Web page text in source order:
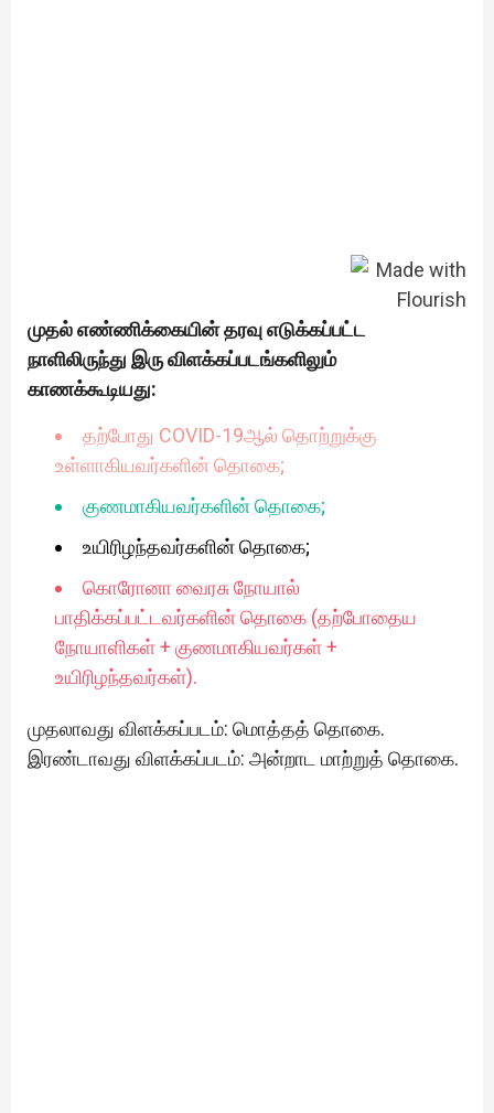
முதல் எண்ணிக்கையின் தரவு எடுக்கப்பட்ட
நாளிலிருந்து இரு விளக்கப்படங்களிலும்
காணக்கூடியது:
தற்போது COVID-19ஆல் தொற்றுக்கு
உள்ளாகியவர்களின் தொகை;
குணமாகியவர்களின் தொகை;
உயிரிழந்தவர்களின் தொகை;
கொரோனா வைரசு நோயால்
பாதிக்கப்பட்டவர்களின் தொகை (தற்போதைய
நோயாளிகள் + குணமாகியவர்கள் +
உயிரிழந்தவர்கள்).
முதலாவது விளக்கப்படம்: மொத்தத் தொகை.
இரண்டாவது விளக்கப்படம்: அன்றாட மாற்றுத் தொகை.